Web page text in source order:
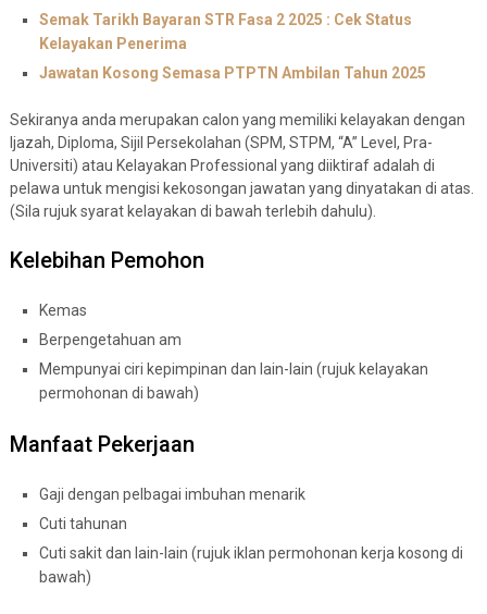
Semak Tarikh Bayaran STR Fasa 2 2025 : Cek Status
Kelayakan Penerima
Jawatan Kosong Semasa PTPTN Ambilan Tahun 2025
Sekiranya anda merupakan calon yang memiliki kelayakan dengan
Ijazah, Diploma, Sijil Persekolahan (SPM, STPM, “A” Level, Pra-
Universiti) atau Kelayakan Professional yang diiktiraf adalah di
pelawa untuk mengisi kekosongan jawatan yang dinyatakan di atas.
(Sila rujuk syarat kelayakan di bawah terlebih dahulu).
Kelebihan Pemohon
Kemas
Berpengetahuan am
Mempunyai ciri kepimpinan dan lain-lain (rujuk kelayakan
permohonan di bawah)
Manfaat Pekerjaan
Gaji dengan pelbagai imbuhan menarik
Cuti tahunan
Cuti sakit dan lain-lain (rujuk iklan permohonan kerja kosong di
bawah)